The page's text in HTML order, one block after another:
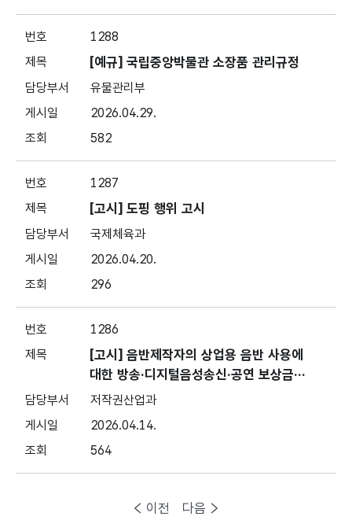
1288
[예규] 국립중앙박물관 소장품 관리규정
유물관리부
2026.04.29.
582
1287
[고시] 도핑 행위 고시
국제체육과
2026.04.20.
296
1286
[고시] 음반제작자의 상업용 음반 사용에
대한 방송·디지털음성송신·공연 보상금
수령단체 지정 고시
저작권산업과
2026.04.14.
564
이전
다음